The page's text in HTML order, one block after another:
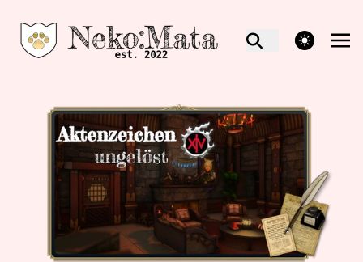
theme switcher